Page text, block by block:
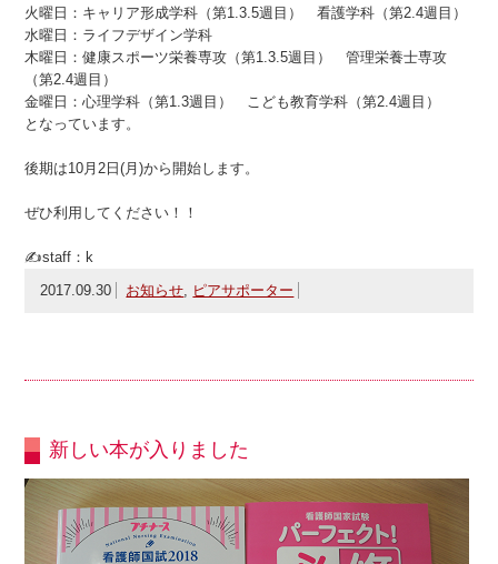
火曜日：キャリア形成学科（第1.3.5週目） 看護学科（第2.4週目）
水曜日：ライフデザイン学科
木曜日：健康スポーツ栄養専攻（第1.3.5週目） 管理栄養士専攻
（第2.4週目）
金曜日：心理学科（第1.3週目） こども教育学科（第2.4週目）
となっています。
後期は10月2日(月)から開始します。
ぜひ利用してください！！
✍staff：k
2017.09.30
お知らせ, ピアサポーター
新しい本が入りました